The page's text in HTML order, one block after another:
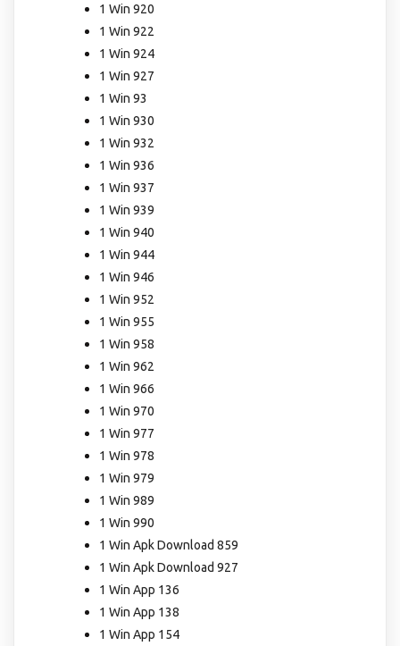
1 Win 920
1 Win 922
1 Win 924
1 Win 927
1 Win 93
1 Win 930
1 Win 932
1 Win 936
1 Win 937
1 Win 939
1 Win 940
1 Win 944
1 Win 946
1 Win 952
1 Win 955
1 Win 958
1 Win 962
1 Win 966
1 Win 970
1 Win 977
1 Win 978
1 Win 979
1 Win 989
1 Win 990
1 Win Apk Download 859
1 Win Apk Download 927
1 Win App 136
1 Win App 138
1 Win App 154